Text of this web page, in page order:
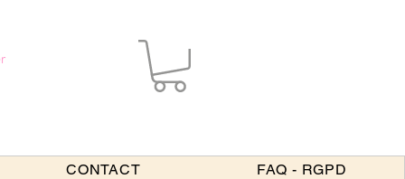
CONTACT FAQ - RGPD